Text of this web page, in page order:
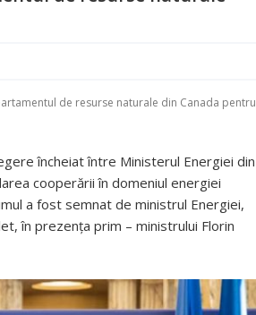
de resurse naturale din Canada pentru
încheiat între Ministerul Energiei din
cooperării în domeniul energiei
a fost semnat de ministrul Energiei,
în prezența prim – ministrului Florin